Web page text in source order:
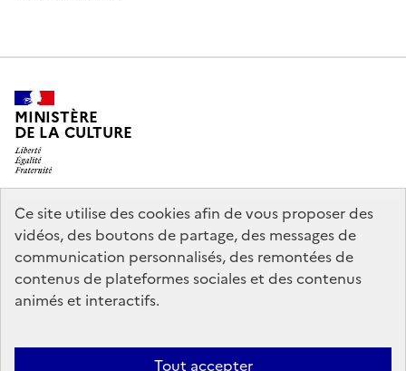
Ce site utilise des cookies afin de vous proposer des
vidéos, des boutons de partage, des messages de
communication personnalisés, des remontées de
contenus de plateformes sociales et des contenus
animés et interactifs.
Tout accepter
MINISTÈRE
DE LA CULTURE
legifrance.gouv.fr
info.gouv.fr
service-public.gouv.fr
data.gouv.fr
Politique d’utilisation des témoins de connexion (cookies)
Politique